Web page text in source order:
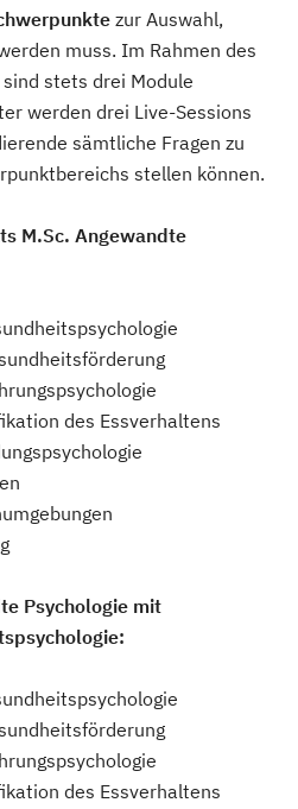
zur Auswahl,
muss. Im Rahmen des
stets drei Module
werden drei Live-Sessions
sämtliche Fragen zu
stellen können.
M.Sc. Angewandte
des Essverhaltens
Psychologie mit
des Essverhaltens